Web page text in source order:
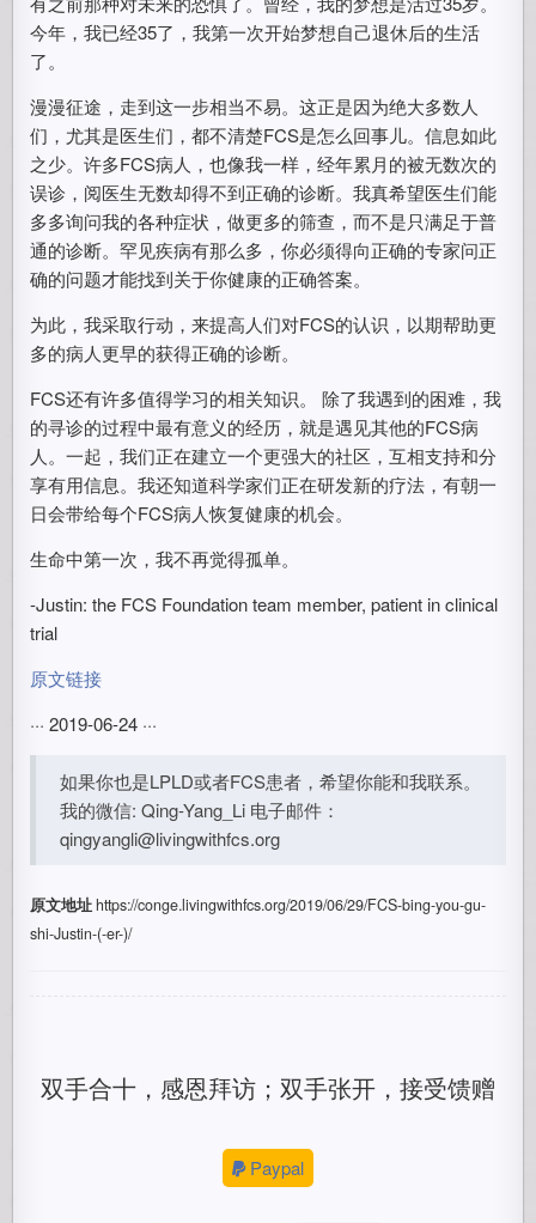
今年，我已经35了，我第一次开始梦想自己退休后的生活
了。
漫漫征途，走到这一步相当不易。这正是因为绝大多数人
们，尤其是医生们，都不清楚FCS是怎么回事儿。信息如此
之少。许多FCS病人，也像我一样，经年累月的被无数次的
误诊，阅医生无数却得不到正确的诊断。我真希望医生们能
多多询问我的各种症状，做更多的筛查，而不是只满足于普
通的诊断。罕见疾病有那么多，你必须得向正确的专家问正
确的问题才能找到关于你健康的正确答案。
为此，我采取行动，来提高人们对FCS的认识，以期帮助更
多的病人更早的获得正确的诊断。
FCS还有许多值得学习的相关知识。 除了我遇到的困难，我
的寻诊的过程中最有意义的经历，就是遇见其他的FCS病
人。一起，我们正在建立一个更强大的社区，互相支持和分
享有用信息。我还知道科学家们正在研发新的疗法，有朝一
日会带给每个FCS病人恢复健康的机会。
生命中第一次，我不再觉得孤单。
-Justin: the FCS Foundation team member, patient in clinical
trial
原文链接
··· 2019-06-24 ···
如果你也是LPLD或者FCS患者，希望你能和我联系。
我的微信: Qing-Yang_Li 电子邮件：
qingyangli@livingwithfcs.org
原文地址https://conge.livingwithfcs.org/2019/06/29/FCS-bing-you-gu-
shi-Justin-(-er-)/
双手合十，感恩拜访；双手张开，接受馈赠
Paypal